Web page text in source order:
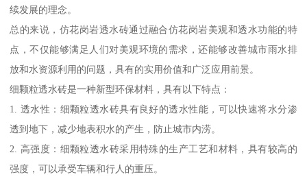
续发展的理念。
总的来说，仿花岗岩透水砖通过融合仿花岗岩美观和透水功能的特
点，不仅能够满足人们对美观环境的需求，还能够改善城市雨水排
放和水资源利用的问题，具有的实用价值和广泛应用前景。
细颗粒透水砖是一种新型环保材料，具有以下特点：
1. 透水性：细颗粒透水砖具有良好的透水性能，可以快速将水分渗
透到地下，减少地表积水的产生，防止城市内涝。
2. 高强度：细颗粒透水砖采用特殊的生产工艺和材料，具有较高的
强度，可以承受车辆和行人的重压。